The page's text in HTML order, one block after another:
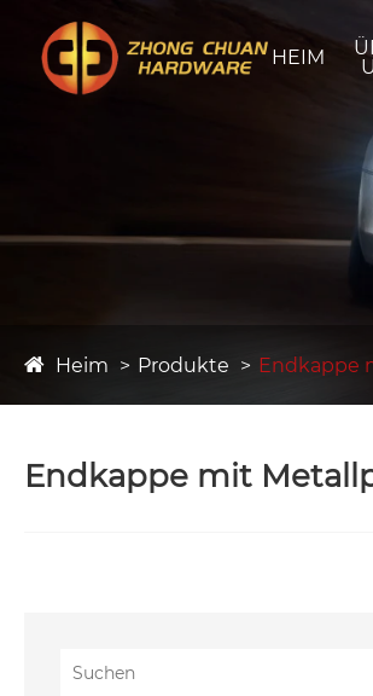
HEIM
Heim Produkte Endkappe
Endkappe mit